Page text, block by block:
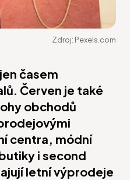
Zdroj: Pexels.com
časem
Červen je také
obchodů
centra, módní
i second
letní výprodeje